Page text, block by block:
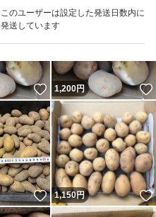
このユーザーは設定した発送日数内に
発送しています
いいね！
1,200円
いいね！
1,150円